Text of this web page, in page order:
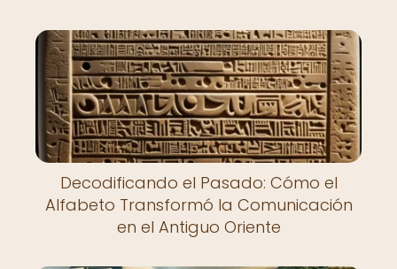
Decodificando el Pasado: Cómo el
Alfabeto Transformó la Comunicación
en el Antiguo Oriente